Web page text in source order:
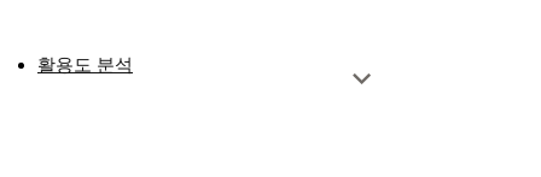
활용도 분석